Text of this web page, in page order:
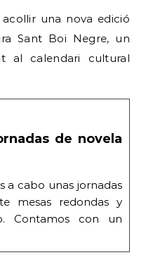
una nova edició
Sant Boi Negre, un
al calendari cultural
de novela
a cabo unas jornadas
mesas redondas y
Contamos con un